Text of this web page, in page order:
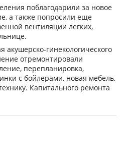
поблагодарили за новое
а также попросили еще
вентиляции легких,
акушерско-гинекологического
отремонтировали
перепланировка,
с бойлерами, новая мебель,
Капитального ремонта